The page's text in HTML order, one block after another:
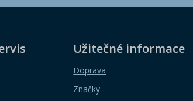
Užitečné informace
Doprava
Značky